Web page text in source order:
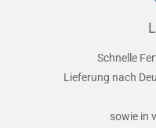
Schnelle
Lieferung nach
sowie in